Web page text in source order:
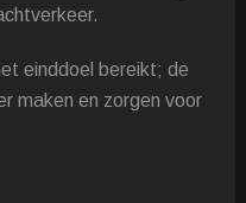
einddoel bereikt; de
maken en zorgen voor